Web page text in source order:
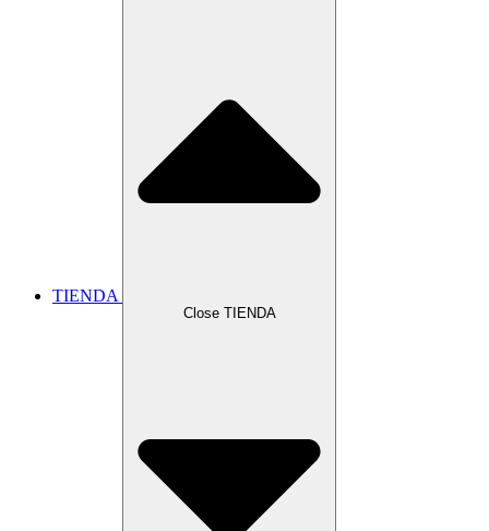
TIENDA
Close TIENDA